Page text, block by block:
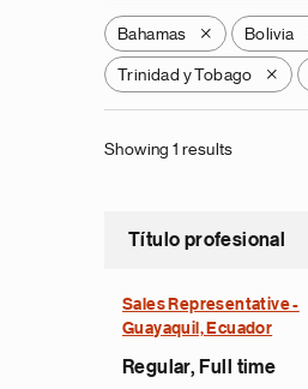
Bahamas X Bolivia
Trinidad y Tobago X
Showing 1 results
Título profesional
Sales Representative -
Guayaquil, Ecuador
Regular, Full time